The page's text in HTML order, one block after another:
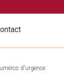
d'urgence